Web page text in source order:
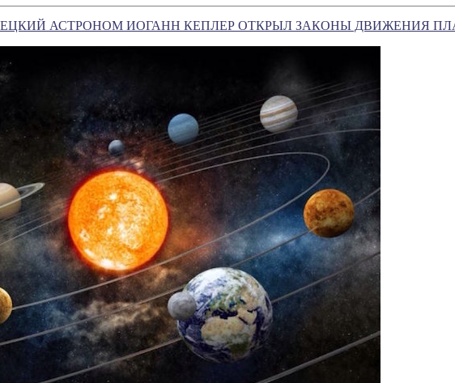
АСТРОНОМ ИОГАНН КЕПЛЕР ОТКРЫЛ ЗАКОНЫ ДВИЖЕНИЯ